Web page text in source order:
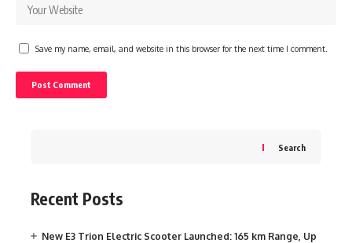
Save my name, email, and website in this browser for the next time I comment.
Search
Recent Posts
New E3 Trion Electric Scooter Launched: 165 km Range, Up